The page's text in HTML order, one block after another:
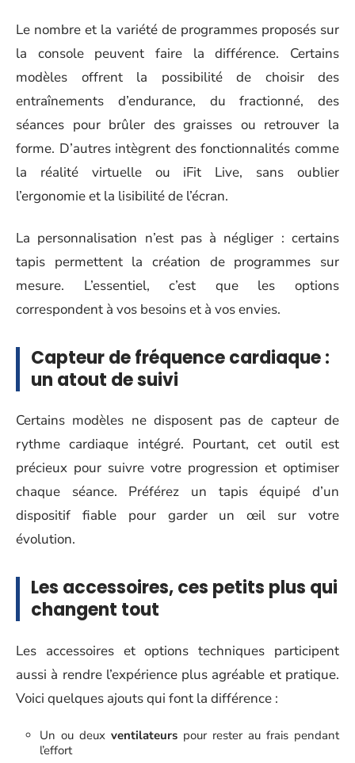
Le nombre et la variété de programmes proposés sur
la console peuvent faire la différence. Certains
modèles offrent la possibilité de choisir des
entraînements d’endurance, du fractionné, des
séances pour brûler des graisses ou retrouver la
forme. D’autres intègrent des fonctionnalités comme
la réalité virtuelle ou iFit Live, sans oublier
l’ergonomie et la lisibilité de l’écran.
La personnalisation n’est pas à négliger : certains
tapis permettent la création de programmes sur
mesure. L’essentiel, c’est que les options
correspondent à vos besoins et à vos envies.
Capteur de fréquence cardiaque :
un atout de suivi
Certains modèles ne disposent pas de capteur de
rythme cardiaque intégré. Pourtant, cet outil est
précieux pour suivre votre progression et optimiser
chaque séance. Préférez un tapis équipé d’un
dispositif fiable pour garder un œil sur votre
évolution.
Les accessoires, ces petits plus qui
changent tout
Les accessoires et options techniques participent
aussi à rendre l’expérience plus agréable et pratique.
Voici quelques ajouts qui font la différence :
Un ou deux ventilateurs pour rester au frais pendant
l’effort